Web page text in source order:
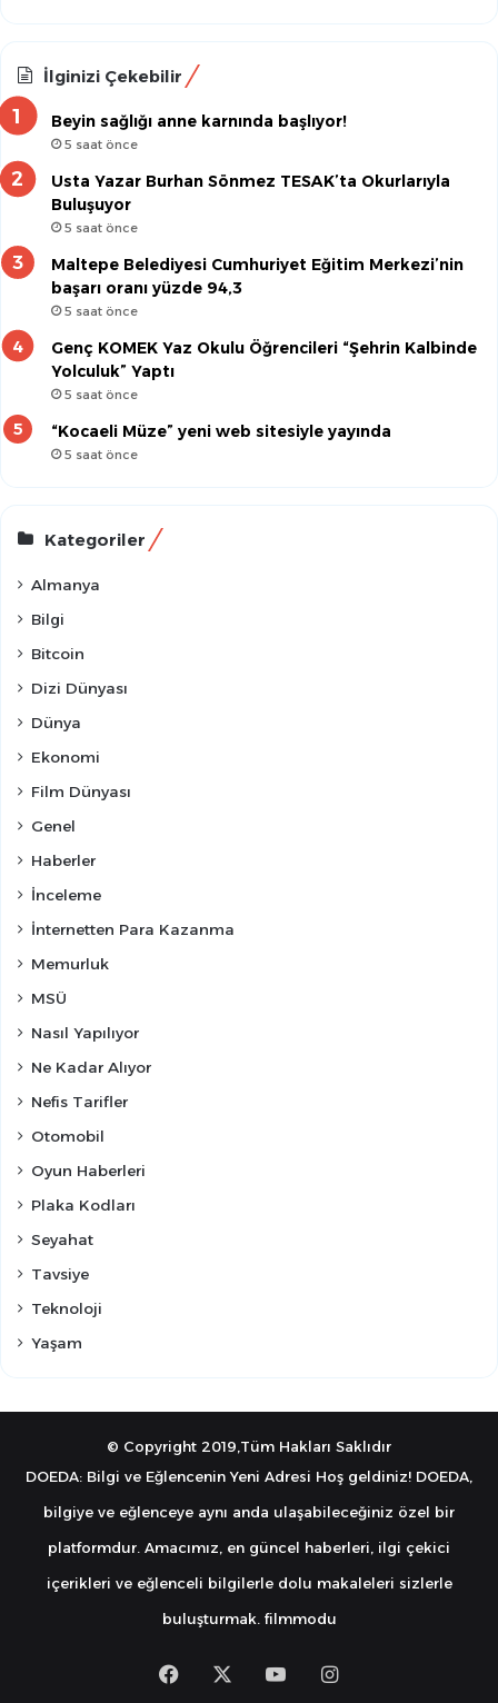
İlginizi Çekebilir
Beyin sağlığı anne karnında başlıyor!
5 saat önce
Usta Yazar Burhan Sönmez TESAK’ta Okurlarıyla
Buluşuyor
5 saat önce
Maltepe Belediyesi Cumhuriyet Eğitim Merkezi’nin
başarı oranı yüzde 94,3
5 saat önce
Genç KOMEK Yaz Okulu Öğrencileri “Şehrin Kalbinde
Yolculuk” Yaptı
5 saat önce
“Kocaeli Müze” yeni web sitesiyle yayında
5 saat önce
Kategoriler
Almanya
Bilgi
Bitcoin
Dizi Dünyası
Dünya
Ekonomi
Film Dünyası
Genel
Haberler
İnceleme
İnternetten Para Kazanma
Memurluk
MSÜ
Nasıl Yapılıyor
Ne Kadar Alıyor
Nefis Tarifler
Otomobil
Oyun Haberleri
Plaka Kodları
Seyahat
Tavsiye
Teknoloji
Yaşam
© Copyright 2019,Tüm Hakları Saklıdır
DOEDA: Bilgi ve Eğlencenin Yeni Adresi Hoş geldiniz! DOEDA,
bilgiye ve eğlenceye aynı anda ulaşabileceğiniz özel bir
platformdur. Amacımız, en güncel haberleri, ilgi çekici
içerikleri ve eğlenceli bilgilerle dolu makaleleri sizlerle
buluşturmak. filmmodu
FacebookYouTubeInstagram